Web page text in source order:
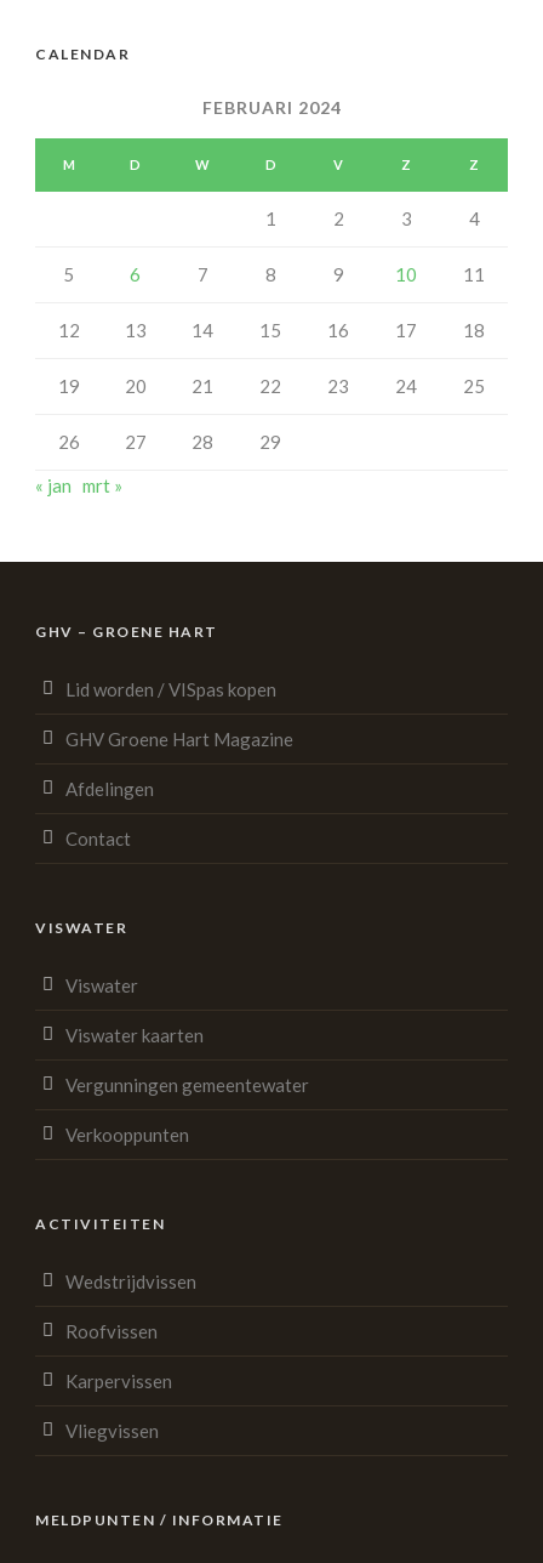
CALENDAR
FEBRUARI 2024
M D W D V Z Z
1 2 3 4
5 6 7 8 9 10 11
12 13 14 15 16 17 18
19 20 21 22 23 24 25
26 27 28
29
« jan mrt »
GHV – GROENE HART
Lid worden / VISpas kopen
GHV Groene Hart Magazine
Afdelingen
Contact
VISWATER
Viswater
Viswater kaarten
Vergunningen gemeentewater
Verkooppunten
ACTIVITEITEN
Wedstrijdvissen
Roofvissen
Karpervissen
Vliegvissen
MELDPUNTEN / INFORMATIE